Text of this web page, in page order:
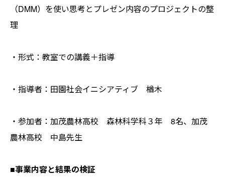
（DMM）を使い思考とプレゼン内容のプロジェクトの整
理
・形式：教室での講義＋指導
・指導者：田園社会イニシアティブ 楢木
・参加者：加茂農林高校 森林科学科３年 8名、加茂
農林高校 中島先生
■事業内容と結果の検証